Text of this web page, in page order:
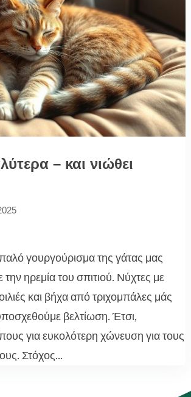
– και νιώθει
γουργούρισμα της γάτας μας
την ηρεμία του σπιτιού. Νύχτες με
και βήχα από τριχομπάλες μάς
βελτίωση. Έτσι,
για ευκολότερη χώνευση για τους
Στόχος...